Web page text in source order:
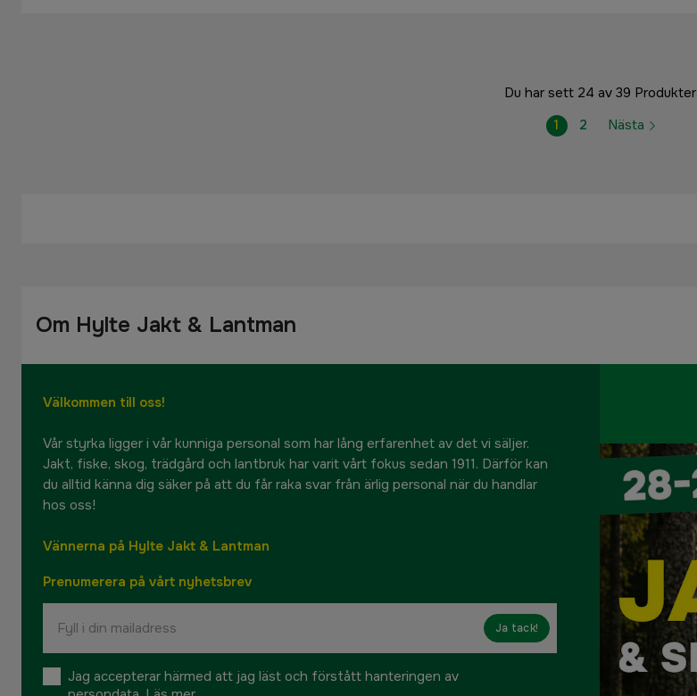
Du har sett 24 av 39 Produkter
1
2 Nästa
Om Hylte Jakt & Lantman
Välkommen till oss!
Vår styrka ligger i vår kunniga personal som har lång erfarenhet av det vi säljer.
Jakt, fiske, skog, trädgård och lantbruk har varit vårt fokus sedan 1911. Därför kan
du alltid känna dig säker på att du får raka svar från ärlig personal när du handlar
hos oss!
Vännerna på Hylte Jakt & Lantman
Prenumerera på vårt nyhetsbrev
Ja tack!
Jag accepterar härmed att jag läst och förstått hanteringen av